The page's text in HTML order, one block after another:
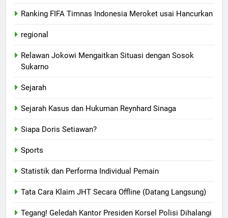
Ranking FIFA Timnas Indonesia Meroket usai Hancurkan
regional
Relawan Jokowi Mengaitkan Situasi dengan Sosok
Sukarno
Sejarah
Sejarah Kasus dan Hukuman Reynhard Sinaga
Siapa Doris Setiawan?
Sports
Statistik dan Performa Individual Pemain
Tata Cara Klaim JHT Secara Offline (Datang Langsung)
Tegang! Geledah Kantor Presiden Korsel Polisi Dihalangi